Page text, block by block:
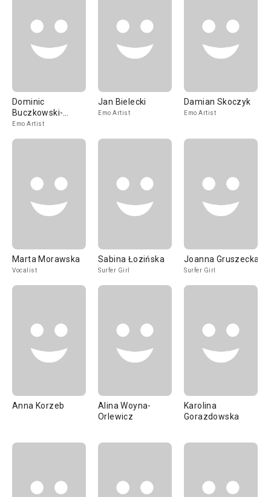
Dominic
Buczkowski-
Wojtaszek
Emo Artist
Jan Bielecki
Emo Artist
Damian Skoczyk
Emo Artist
Marta Morawska
Vocalist
Sabina Łozińska
Surfer Girl
Joanna Gruszecka
Surfer Girl
Anna Korzeb
Alina Woyna-
Orlewicz
Karolina
Gorazdowska